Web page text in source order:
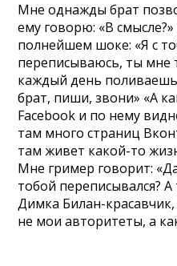
Мне однажды брат
ему говорю: «В
полнейшем шоке: «Я с
переписываюсь, ты мне
каждый день
брат, пиши, звони» «А
Facebook и по нему
там много страниц
там живет какой-то
Мне гример говорит:
тобой переписывался?
Димка Билан-
не мои авторитеты, а